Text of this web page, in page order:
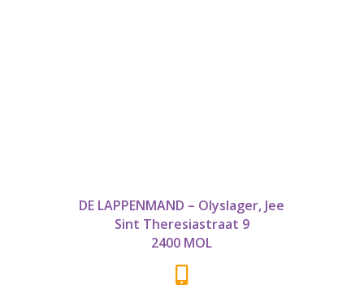
DE LAPPENMAND – Olyslager, Jee
Sint Theresiastraat 9
2400 MOL